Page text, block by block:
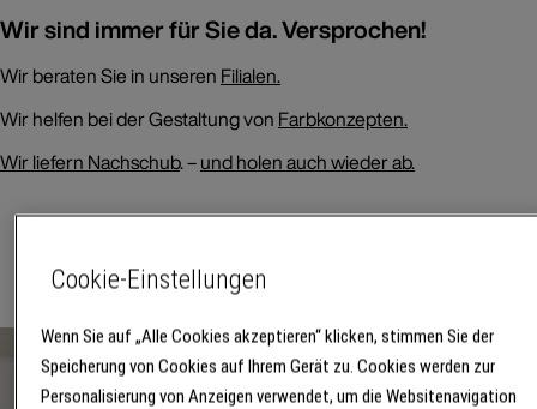
Wir sind immer für Sie da. Versprochen!
Wir beraten Sie in unseren Filialen.
Wir helfen bei der Gestaltung von Farbkonzepten.
Wir liefern Nachschub. –und holen auch wieder ab.
Cookie-Einstellungen
Wenn Sie auf „Alle Cookies akzeptieren“ klicken, stimmen Sie der
Speicherung von Cookies auf Ihrem Gerät zu. Cookies werden zur
Personalisierung von Anzeigen verwendet, um die Websitenavigation